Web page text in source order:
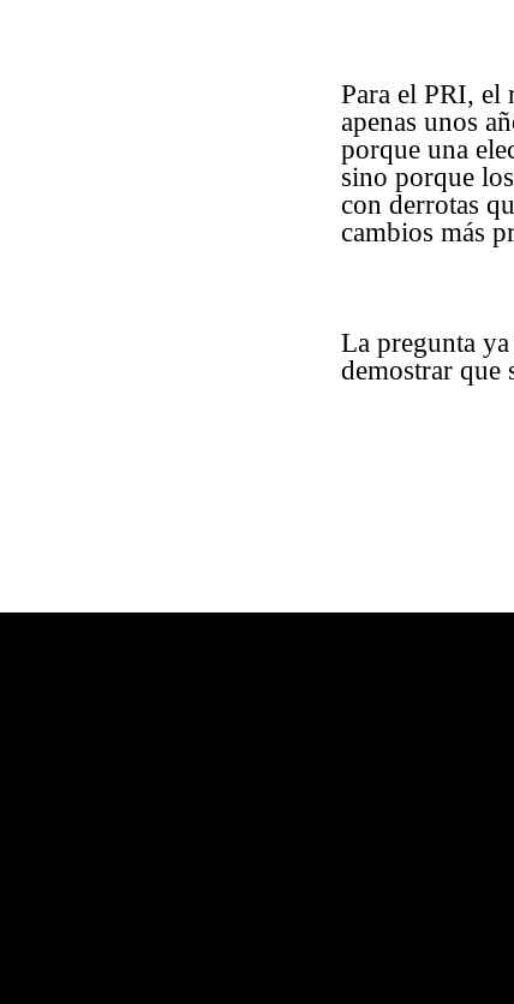
Para el PRI, el
apenas unos
porque una
sino porque
con derrotas
cambios más
La pregunta
demostrar que